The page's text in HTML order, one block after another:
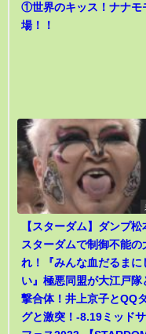
①世界のキッス！ナナモ
場！！
【スターダム】ダンプ松
スターダムで制御不能の
れ！『みんな血だるまに
い』極悪同盟が大江戸隊
撃合体！井上京子とQQ
グと激突！-8.19ミッド